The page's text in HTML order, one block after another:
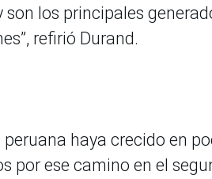
los principales
refirió Durand.
haya crecido en
por ese camino en el